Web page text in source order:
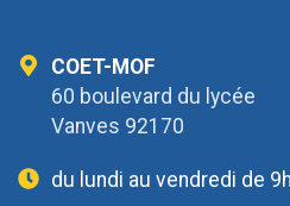
COET-MOF
60 boulevard du lycée
Vanves 92170
du lundi au vendredi de